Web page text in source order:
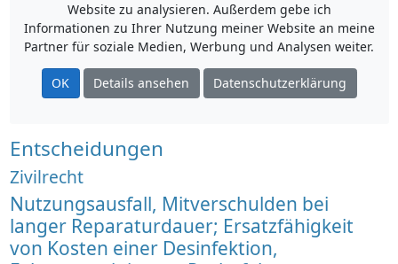
Website zu analysieren. Außerdem gebe ich
Informationen zu Ihrer Nutzung meiner Website an meine
Partner für soziale Medien, Werbung und Analysen weiter.
OK Details ansehen Datenschutzerklärung
Entscheidungen
Zivilrecht
Nutzungsausfall, Mitverschulden bei
langer Reparaturdauer; Ersatzfähigkeit
von Kosten einer Desinfektion,